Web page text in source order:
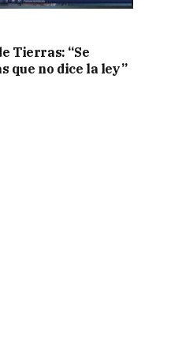
Tierras: “Se
que no dice la ley”